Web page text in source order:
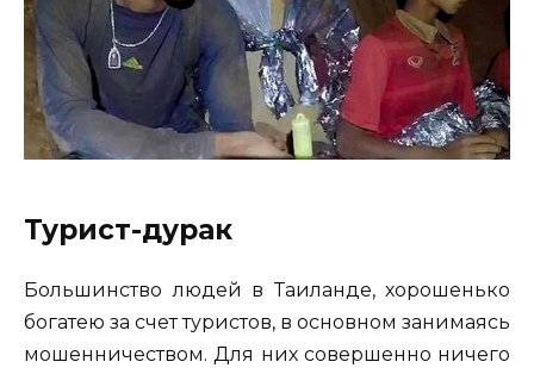
Турист-дурак
Большинство людей в Таиланде, хорошенько
богатею за счет туристов, в основном занимаясь
мошенничеством. Для них совершенно ничего